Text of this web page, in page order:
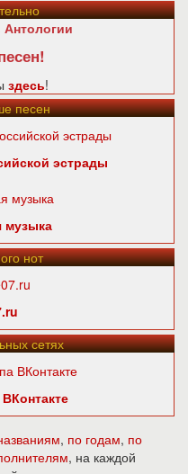
Антологии
здесь!
песен
эстрады
музыка
нот
сетях
, по годам, по
, на каждой